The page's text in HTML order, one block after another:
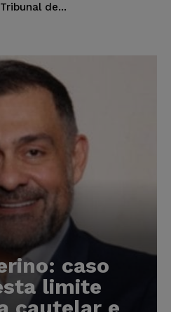
de...
caso
limite